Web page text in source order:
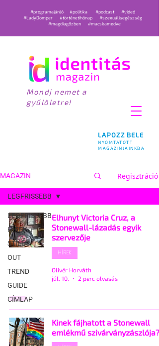
LAPOZZ BELE
NYOMTATOTT
MAGAZINJAINKBA
#programajánló #politika #podcast
#videó
#LadyDömper
#történetihónap
#szexuálisegészség
#magdiagőzben
#macskamedve
Mondj nemet a
gyűlöletre!
MAGAZIN Regisztráció
LEGFRISSEBB
HÍREK
STÍLUS
OUT
TREND
GUIDE
CÍMLAP
LEGFRISSEBB
Elhunyt Victoria Cruz, a
Stonewall-lázadás egyik
szervezője
HÍREK
Olivér Horváth
júl. 10.
2 perc olvasás
Kinek fájhatott a Stonewall
emlékmű szivárványzászlója?